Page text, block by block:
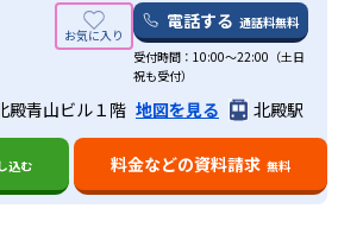
ことができる。
生徒にはグランプリの表彰も行なっ
とで自信がつき、更なるモチベーシ
るから苦手をやり残さない
れを取り戻したい生徒向け
期試験コース・高校受験コースの他
い生徒のための基礎作りコースが用
不十分な単元の基礎を学び直すこと
強の前に遅れを取り戻したい生徒に
は年3回程度開催される校外学習会
やバス旅行などで生徒同士が進路を
深めることで、より受験勉強へのモ
ことができる。
キシブルに対応してもらうことがで
との掛け持ちがしやすいこともメリ
にも振替制度があるため安心だ。
は、サイトでは合格実績は公開して
績があるかどうかは、通う予定の教
電話する 通話料無料
受付時間：10:00〜22:00（土日
祝も受付）
殿青山ビル１階 地図を見る 北殿駅
込む 料金などの資料請求 無料